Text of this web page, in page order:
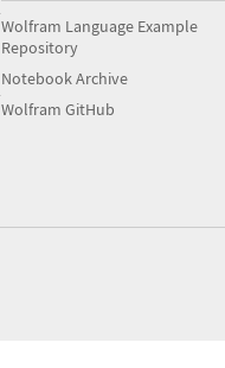
Wolfram Language Example
Repository
Notebook Archive
Wolfram GitHub